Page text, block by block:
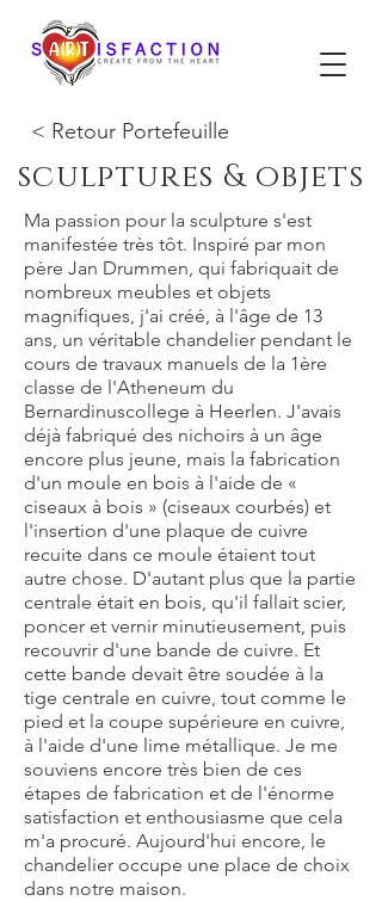
< Retour Portefeuille
sculptures & objets
Ma passion pour la sculpture s'est
manifestée très tôt. Inspiré par mon
père Jan Drummen, qui fabriquait de
nombreux meubles et objets
magnifiques, j'ai créé, à l'âge de 13
ans, un véritable chandelier pendant le
cours de travaux manuels de la 1ère
classe de l'Atheneum du
Bernardinuscollege à Heerlen. J'avais
déjà fabriqué des nichoirs à un âge
encore plus jeune, mais la fabrication
d'un moule en bois à l'aide de «
ciseaux à bois » (ciseaux courbés) et
l'insertion d'une plaque de cuivre
recuite dans ce moule étaient tout
autre chose. D'autant plus que la partie
centrale était en bois, qu'il fallait scier,
poncer et vernir minutieusement, puis
recouvrir d'une bande de cuivre. Et
cette bande devait être soudée à la
tige centrale en cuivre, tout comme le
pied et la coupe supérieure en cuivre,
à l'aide d'une lime métallique. Je me
souviens encore très bien de ces
étapes de fabrication et de l'énorme
satisfaction et enthousiasme que cela
m'a procuré. Aujourd'hui encore, le
chandelier occupe une place de choix
dans notre maison.